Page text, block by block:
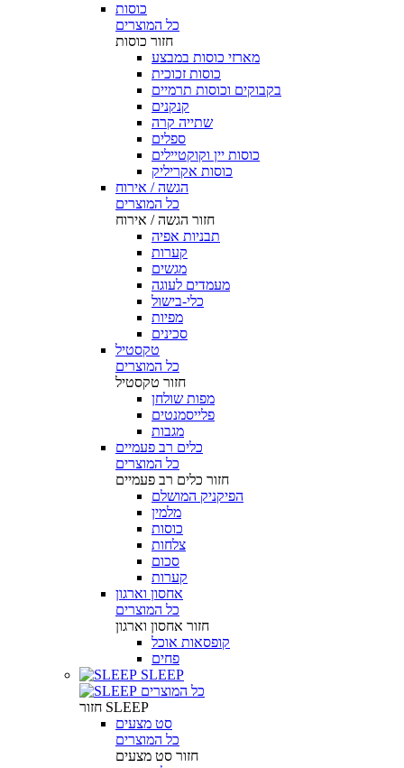
כוסות
כל המוצרים
חזור כוסות
מארזי כוסות במבצע
כוסות זכוכית
בקבוקים וכוסות תרמיים
קנקנים
שתייה קרה
ספלים
כוסות יין וקוקטיילים
כוסות אקריליק
הגשה / אירוח
כל המוצרים
חזור הגשה / אירוח
תבניות אפיה
קערות
מגשים
מעמדים לעוגה
כלי-בישול
מפיות
סכינים
טקסטיל
כל המוצרים
חזור טקסטיל
מפות שולחן
פלייסמנטים
מגבות
כלים רב פעמיים
כל המוצרים
חזור כלים רב פעמיים
הפיקניק המושלם
מלמין
כוסות
צלחות
סכום
קערות
אחסון וארגון
כל המוצרים
חזור אחסון וארגון
קופסאות אוכל
פחים
SLEEP
כל המוצרים
חזור SLEEP
סט מצעים
כל המוצרים
חזור סט מצעים